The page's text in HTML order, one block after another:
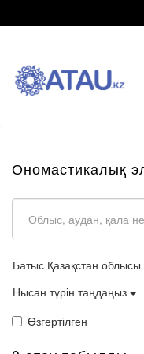
Ономастикалық
Батыс Қазақстан облысы
Нысан түрін таңдаңыз
Өзгертілген